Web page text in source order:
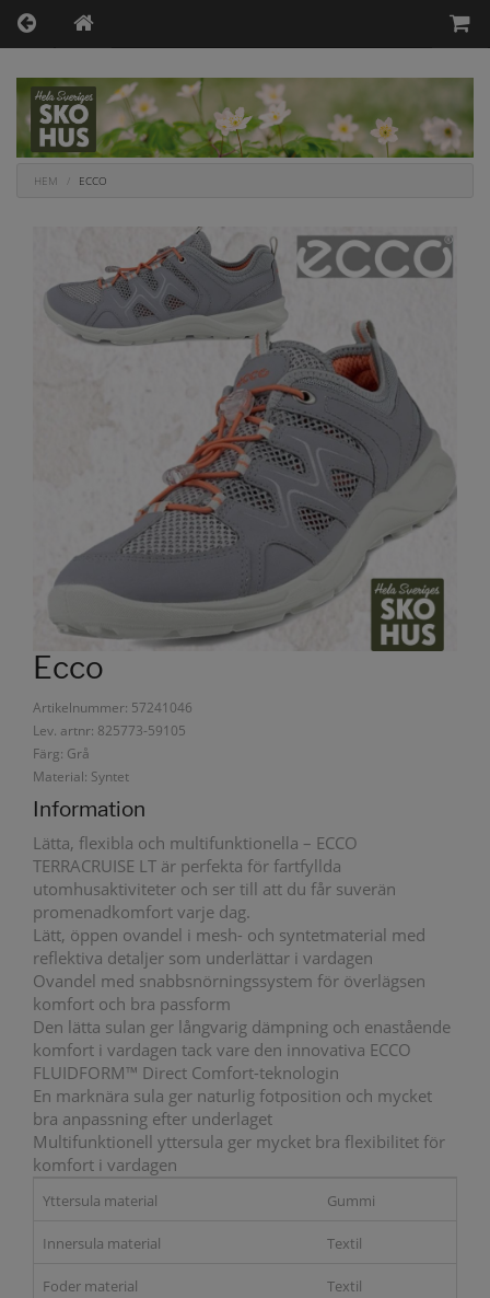
HEM ECCO
Ecco
Artikelnummer: 57241046
Lev. artnr: 825773-59105
Färg: Grå
Material: Syntet
Information
Lätta, flexibla och multifunktionella – ECCO
TERRACRUISE LT är perfekta för fartfyllda
utomhusaktiviteter och ser till att du får suverän
promenadkomfort varje dag.
Lätt, öppen ovandel i mesh- och syntetmaterial med
reflektiva detaljer som underlättar i vardagen
Ovandel med snabbsnörningssystem för överlägsen
komfort och bra passform
Den lätta sulan ger långvarig dämpning och enastående
komfort i vardagen tack vare den innovativa ECCO
FLUIDFORM™ Direct Comfort-teknologin
En marknära sula ger naturlig fotposition och mycket
bra anpassning efter underlaget
Multifunktionell yttersula ger mycket bra flexibilitet för
komfort i vardagen
Yttersula material Gummi
Innersula material Textil
Foder material Textil